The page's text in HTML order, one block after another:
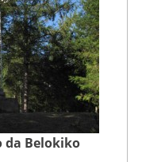
da Belokiko